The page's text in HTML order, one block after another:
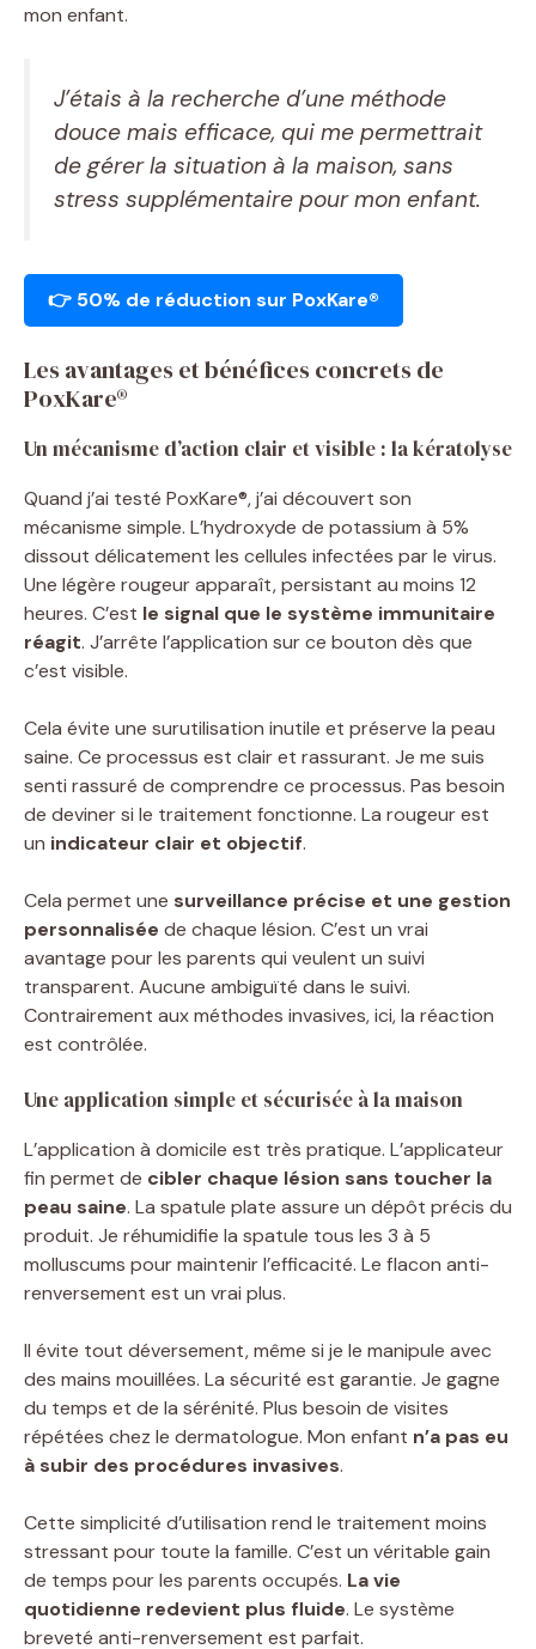
mon enfant.
J’étais à la recherche d’une méthode
douce mais efficace, qui me permettrait
de gérer la situation à la maison, sans
stress supplémentaire pour mon enfant.
👉 50% de réduction sur PoxKare®
Les avantages et bénéfices concrets de
PoxKare®
Un mécanisme d’action clair et visible : la kératolyse
Quand j’ai testé PoxKare®, j’ai découvert son
mécanisme simple. L’hydroxyde de potassium à 5%
dissout délicatement les cellules infectées par le virus.
Une légère rougeur apparaît, persistant au moins 12
heures. C’est le signal que le système immunitaire
réagit. J’arrête l’application sur ce bouton dès que
c’est visible.
Cela évite une surutilisation inutile et préserve la peau
saine. Ce processus est clair et rassurant. Je me suis
senti rassuré de comprendre ce processus. Pas besoin
de deviner si le traitement fonctionne. La rougeur est
un indicateur clair et objectif.
Cela permet une surveillance précise et une gestion
personnalisée de chaque lésion. C’est un vrai
avantage pour les parents qui veulent un suivi
transparent. Aucune ambiguïté dans le suivi.
Contrairement aux méthodes invasives, ici, la réaction
est contrôlée.
Une application simple et sécurisée à la maison
L’application à domicile est très pratique. L’applicateur
fin permet de cibler chaque lésion sans toucher la
peau saine. La spatule plate assure un dépôt précis du
produit. Je réhumidifie la spatule tous les 3 à 5
molluscums pour maintenir l’efficacité. Le flacon anti-
renversement est un vrai plus.
Il évite tout déversement, même si je le manipule avec
des mains mouillées. La sécurité est garantie. Je gagne
du temps et de la sérénité. Plus besoin de visites
répétées chez le dermatologue. Mon enfant n’a pas eu
à subir des procédures invasives.
Cette simplicité d’utilisation rend le traitement moins
stressant pour toute la famille. C’est un véritable gain
de temps pour les parents occupés. La vie
quotidienne redevient plus fluide. Le système
breveté anti-renversement est parfait.